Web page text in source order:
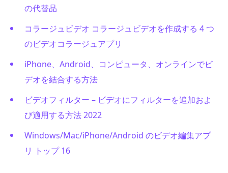
の代替品
コラージュビデオ コラージュビデオを作成する 4 つ
のビデオコラージュアプリ
iPhone、Android、コンピュータ、オンラインでビ
デオを結合する方法
ビデオフィルター – ビデオにフィルターを追加およ
び適用する方法 2022
Windows/Mac/iPhone/Android のビデオ編集アプ
リ トップ 16